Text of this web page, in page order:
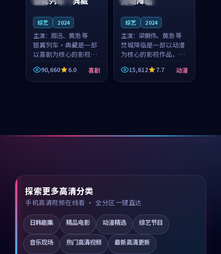
综艺 2024
主演： 周迅、黄渤 等
银翼列车·典藏是一部
以喜剧为核心的影视作
品，围绕危机、反转与
人物成长展开，整体节
奏紧凑，值得推荐观
90,660 6.0 喜剧
综艺 2024
主演： 梁朝伟、黄渤 等
焚城降临是一部以动漫
为核心的影视作品，围
绕危机、反转与人物成
长展开，整体节奏紧
凑，值得推荐观看。
15,612 7.7 动漫
探索更多高清分类
手机高清视频在线看 · 全分区一键直达
日韩剧集 精品电影 动漫精选 综艺节目
音乐现场 热门高清视频 最新高清更新